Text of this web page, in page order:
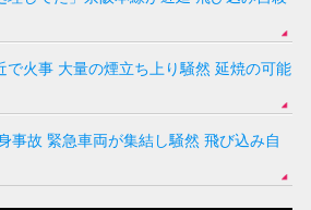
で火事 大量の煙立ち上り騒然 延焼の可能
事故 緊急車両が集結し騒然 飛び込み自